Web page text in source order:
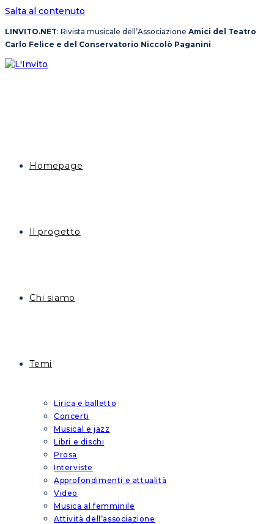
Salta al contenuto
LINVITO.NET: Rivista musicale dell’Associazione Amici del Teatro
Carlo Felice e del Conservatorio Niccolò Paganini
Homepage
Il progetto
Chi siamo
Temi
Lirica e balletto
Concerti
Musical e jazz
Libri e dischi
Prosa
Interviste
Approfondimenti e attualità
Video
Musica al femminile
Attività dell’associazione